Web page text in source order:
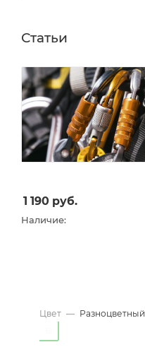
Статьи
1 190 руб.
Наличие:
Цвет — Разноцветный